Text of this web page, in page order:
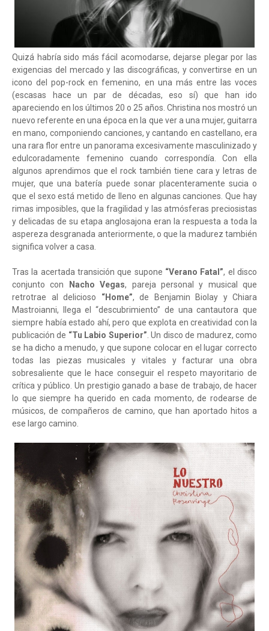
Quizá habría sido más fácil acomodarse, dejarse plegar por las
exigencias del mercado y las discográficas, y convertirse en un
icono del pop-rock en femenino, en una más entre las voces
(escasas hace un par de décadas, eso sí) que han ido
apareciendo en los últimos 20 o 25 años. Christina nos mostró un
nuevo referente en una época en la que ver a una mujer, guitarra
en mano, componiendo canciones, y cantando en castellano, era
una rara flor entre un panorama excesivamente masculinizado y
edulcoradamente femenino cuando correspondía. Con ella
algunos aprendimos que el rock también tiene cara y letras de
mujer, que una batería puede sonar placenteramente sucia o
que el sexo está metido de lleno en algunas canciones. Que hay
rimas imposibles, que la fragilidad y las atmósferas preciosistas
y delicadas de su etapa anglosajona eran la respuesta a toda la
aspereza desgranada anteriormente, o que la madurez también
significa volver a casa.
Tras la acertada transición que supone “Verano Fatal”, el disco
conjunto con
Nacho Vegas, pareja personal y musical que
retrotrae al delicioso “Home”, de Benjamin Biolay y Chiara
Mastroianni, llega el “descubrimiento” de una cantautora que
siempre había estado ahí, pero que explota en creatividad con la
publicación de “Tu Labio Superior”. Un disco de madurez, como
se ha dicho a menudo, y que supone colocar en el lugar correcto
todas las piezas musicales y vitales y facturar una obra
sobresaliente que le hace conseguir el respeto mayoritario de
crítica y público. Un prestigio ganado a base de trabajo, de hacer
lo que siempre ha querido en cada momento, de rodearse de
músicos, de compañeros de camino, que han aportado hitos a
ese largo camino.